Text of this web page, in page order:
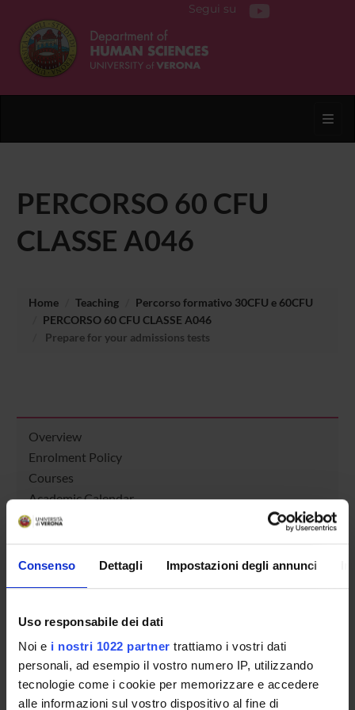
Consenso Dettagli Impostazioni degli annunci
Uso responsabile dei dati
Noi e i nostri 1022 partner trattiamo i vostri dati
personali, ad esempio il vostro numero IP, utilizzando
tecnologie come i cookie per memorizzare e accedere
alle informazioni sul vostro dispositivo al fine di
Segui su
PERCORSO 60 CFU
CLASSE A046
Home Teaching
Percorso formativo 30CFU e 60CFU
PERCORSO 60 CFU CLASSE A046
Prepare for your admissions tests
Overview
Enrolment Policy
Courses
Academic Calendar
Lesson timetable
Exam calendar
Governing bodies
Faculty staff
STUDYING